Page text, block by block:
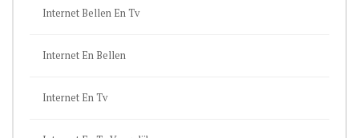
Internet Bellen En Tv
Internet En Bellen
Internet En Tv